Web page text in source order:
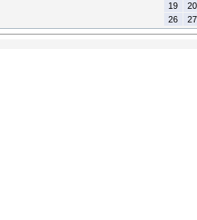
19
20
26
27